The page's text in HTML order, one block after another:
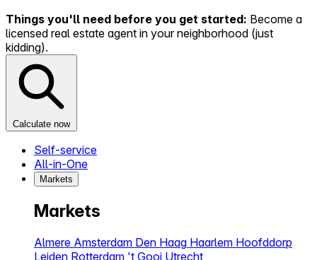
Things you'll need before you get started: Become a
licensed real estate agent in your neighborhood (just
kidding).
Calculate now
Self-service
All-in-One
Markets
Markets
Almere Amsterdam Den Haag Haarlem Hoofddorp
Leiden Rotterdam 't Gooi Utrecht